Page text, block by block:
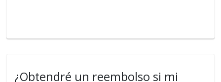
¿Obtendré un reembolso si mi